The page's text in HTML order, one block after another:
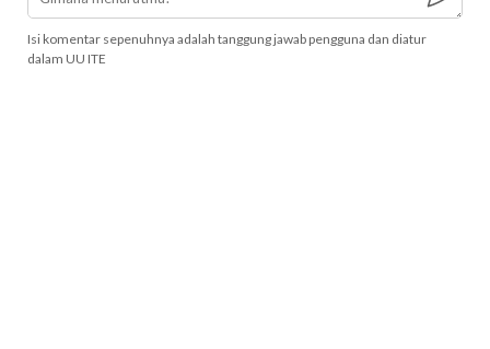
Isi komentar sepenuhnya adalah tanggung jawab pengguna dan diatur
dalam UU ITE